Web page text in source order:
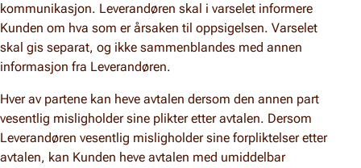
kommunikasjon. Leverandøren skal i varselet informere
Kunden om hva som er årsaken til oppsigelsen. Varselet
skal gis separat, og ikke sammenblandes med annen
informasjon fra Leverandøren.
Hver av partene kan heve avtalen dersom den annen part
vesentlig misligholder sine plikter etter avtalen. Dersom
Leverandøren vesentlig misligholder sine forpliktelser etter
avtalen, kan Kunden heve avtalen med umiddelbar